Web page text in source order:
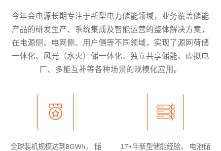
今年会电源长期专注于新型电力储能领域，业务覆盖储能
产品的研发生产、系统集成及智能运营的整体解决方案，
在电源侧、电网侧、用户侧等不同领域，实现了源网荷储
一体化、风光（水火）储一体化、独立共享储能、虚拟电
厂、多能互补等各种场景的规模化应用。
全球装机规模达到8GWh，
储
17+年新型储能经验、
电池储